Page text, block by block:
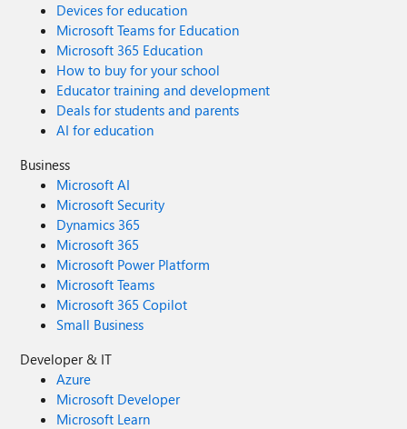
Devices for education
Microsoft Teams for Education
Microsoft 365 Education
How to buy for your school
Educator training and development
Deals for students and parents
AI for education
Business
Microsoft AI
Microsoft Security
Dynamics 365
Microsoft 365
Microsoft Power Platform
Microsoft Teams
Microsoft 365 Copilot
Small Business
Developer & IT
Azure
Microsoft Developer
Microsoft Learn